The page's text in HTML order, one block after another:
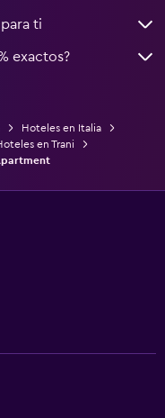
ti
exactos?
Hoteles en Italia
en Trani